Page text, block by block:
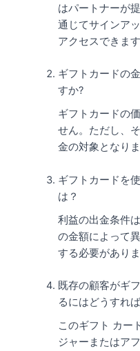
はパートナーが
通じてサインア
アクセスできます
ギフトカードの
すか?
ギフトカードの
せん。ただし、
金の対象となりま
ギフトカードを
は？
利益の出金条件
の金額によって
する必要がありま
既存の顧客がギ
るにはどうすれ
このギフト カー
ジャーまたはア